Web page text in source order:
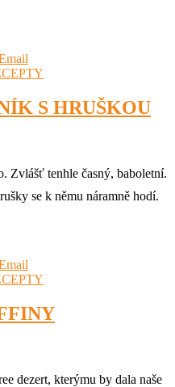
S HRUŠKOU
Zvlášť tenhle časný, baboletní.
se k němu náramně hodí.
dezert, kterýmu by dala naše